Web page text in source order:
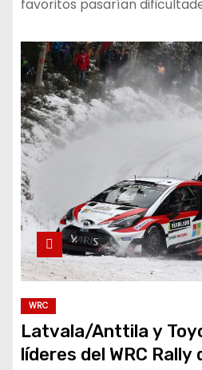
favoritos pasarían
WRC
Latvala/Anttila y
líderes del WRC Rally